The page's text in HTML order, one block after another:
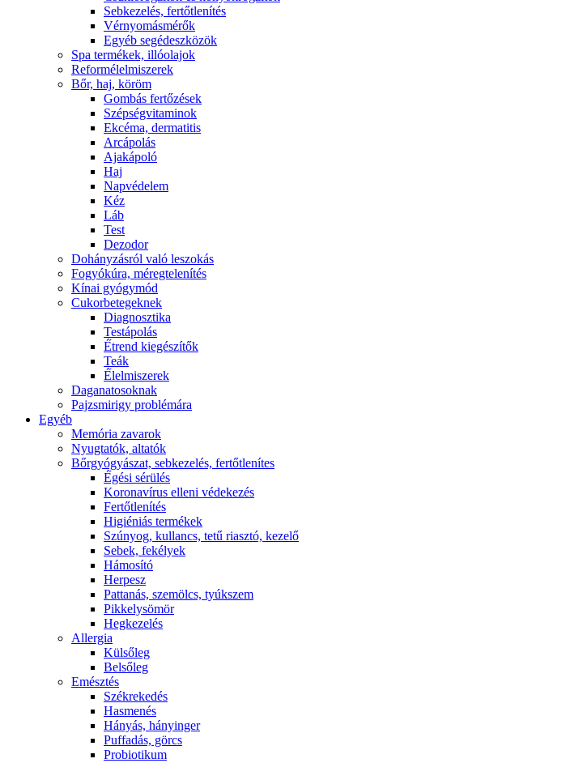
Sebkezelés, fertőtlenítés
Vérnyomásmérők
Egyéb segédeszközök
Spa termékek, illóolajok
Reformélelmiszerek
Bőr, haj, köröm
Gombás fertőzések
Szépségvitaminok
Ekcéma, dermatitis
Arcápolás
Ajakápoló
Haj
Napvédelem
Kéz
Láb
Test
Dezodor
Dohányzásról való leszokás
Fogyókúra, méregtelenítés
Kínai gyógymód
Cukorbetegeknek
Diagnosztika
Testápolás
É́trend kiegészítők
Teák
É́lelmiszerek
Daganatosoknak
Pajzsmirigy problémára
Egyéb
Memória zavarok
Nyugtatók, altatók
Bőrgyógyászat, sebkezelés, fertőtlenítes
É́gési sérülés
Koronavírus elleni védekezés
Fertőtlenítés
Higiéniás termékek
Szúnyog, kullancs, tetű riasztó, kezelő
Sebek, fekélyek
Hámosító
Herpesz
Pattanás, szemölcs, tyúkszem
Pikkelysömör
Hegkezelés
Allergia
Külsőleg
Belsőleg
Emésztés
Székrekedés
Hasmenés
Hányás, hányinger
Puffadás, görcs
Probiotikum